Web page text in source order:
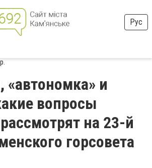
Рус
«автономка» и
вопросы
на 23-й
горсовета